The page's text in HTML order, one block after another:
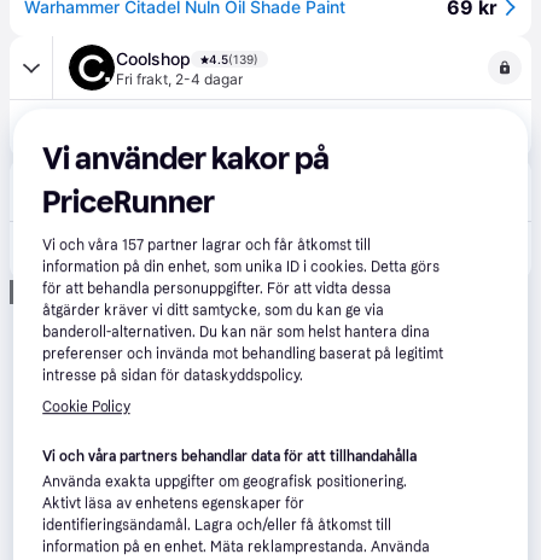
Warhammer Citadel Nuln Oil Shade Paint 69 kr
Coolshop 4.5(139)
Fri frakt, 2-4 dagar
Fri frakt,2-4 dagar
Warhammer - Paint - Shade: Nuln Oil - 24ml
Annons
Vi använder kakor på
PriceRunner
Vi och våra157 partner lagrar och får åtkomst till
information på din enhet, som unika ID i cookies. Detta görs
för att behandla personuppgifter. För att vidta dessa
åtgärder kräver vi ditt samtycke, som du kan ge via
banderoll-alternativen. Du kan när som helst hantera dina
preferenser och invända mot behandling baserat på legitimt
intresse på sidan för dataskyddspolicy.
Cookie Policy
Vi och våra partners behandlar data för att tillhandahålla
Använda exakta uppgifter om geografisk positionering.
Aktivt läsa av enhetens egenskaper för
identifieringsändamål. Lagra och/eller få åtkomst till
information på en enhet. Mäta reklamprestanda. Använda